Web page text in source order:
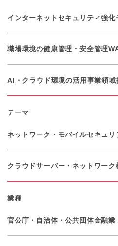
インターネットセキュリティ強化
職場環境の健康管理・安全管理
AI・クラウド環境の活用事業領域
テーマ
ネットワーク・モバイルセキュリ
クラウドサーバー・ネットワーク
業種
官公庁・自治体・公共団体金融業